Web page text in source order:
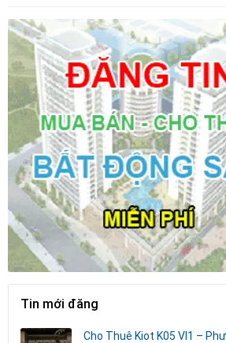
Tin mới đăng
Cho Thuê Kiot K05 Vl1 –